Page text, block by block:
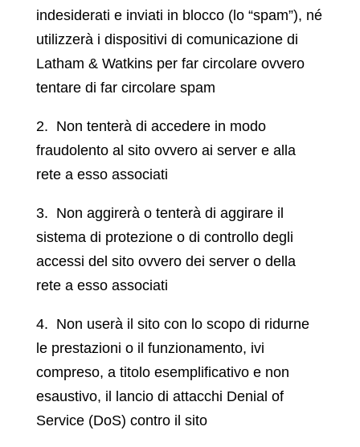
indesiderati e inviati in blocco (lo “spam”), né
utilizzerà i dispositivi di comunicazione di
Latham & Watkins per far circolare ovvero
tentare di far circolare spam
2. Non tenterà di accedere in modo
fraudolento al sito ovvero ai server e alla
rete a esso associati
3. Non aggirerà o tenterà di aggirare il
sistema di protezione o di controllo degli
accessi del sito ovvero dei server o della
rete a esso associati
4. Non userà il sito con lo scopo di ridurne
le prestazioni o il funzionamento, ivi
compreso, a titolo esemplificativo e non
esaustivo, il lancio di attacchi Denial of
Service (DoS) contro il sito